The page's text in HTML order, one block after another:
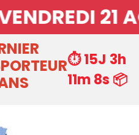
⏱️ 15J 3h
11m 7s 📦